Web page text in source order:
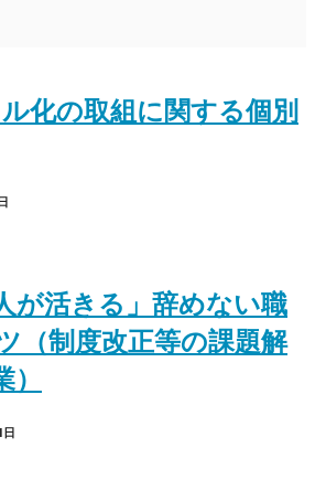
化の取組に関する個別
が活きる」辞めない職
（制度改正等の課題解
日